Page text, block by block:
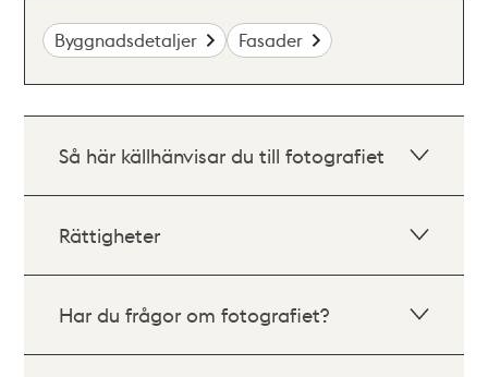
Byggnadsdetaljer Fasader
Så här källhänvisar du till fotografiet
Rättigheter
Har du frågor om fotografiet?